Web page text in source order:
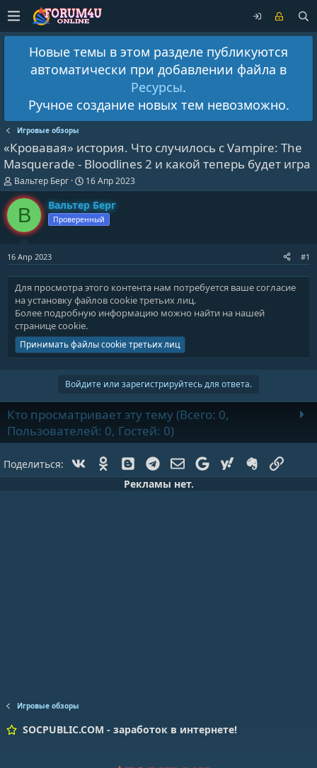
Новые темы в этом разделе публикуются
автоматически при добавлении файла в
Ресурсы.
Ручное создание новых тем невозможно.
Игровые обзоры
«Кровавая» история. Что случилось с Vampire: The
Masquerade - Bloodlines 2 и какой теперь будет игра
А
в
т
т
м
Вальтер Берг
Д
а
т
а
н
16 Апр 2023
В Вальтер Берг
Проверенный
16 Апр 2023 #1
Для просмотра этого контента нам потребуется ваше согласие
на установку файлов cookie третьих лиц.
Более подробную информацию можно найти на нашей
странице cookie.
Принимать файлы cookie третьих лиц
Войдите или зарегистрируйтесь для ответа.
Кто просматривает эту тему (Всего: 0,
Пользователей: 0, Гостей: 0)
Поделиться: Vk Ok BloggerTelegramЭлектронная почта
GoogleYahoo Evernote
Рекламы нет.
Игровые обзоры
SOCPUBLIC.COM - заработок в интернете!